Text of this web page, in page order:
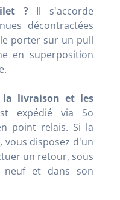
?Il s'accorde
décontractées
porter sur un pull
en superposition
la livraison et les
expédié via So
point relais. Si la
vous disposez d'un
un retour, sous
neuf et dans son